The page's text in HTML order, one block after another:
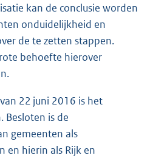
kan de conclusie worden
onduidelijkheid en
de te zetten stappen.
behoefte hierover
22 juni 2016 is het
Besloten is de
gemeenten als
en hierin als Rijk en